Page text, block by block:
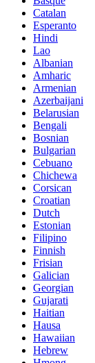
Catalan
Esperanto
Hindi
Lao
Albanian
Amharic
Armenian
Azerbaijani
Belarusian
Bengali
Bosnian
Bulgarian
Cebuano
Chichewa
Corsican
Croatian
Dutch
Estonian
Filipino
Finnish
Frisian
Galician
Georgian
Gujarati
Haitian
Hausa
Hawaiian
Hebrew